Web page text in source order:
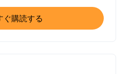
ぐ購読する